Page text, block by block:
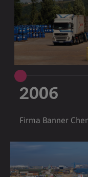
2006
Firma Banner